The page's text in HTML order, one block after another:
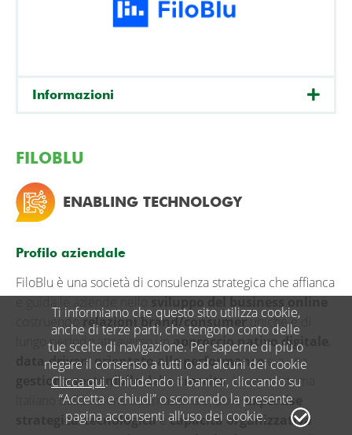
Informazioni
FILOBLU
ENABLING TECHNOLOGY
Profilo aziendale
FiloBlu è una società di consulenza strategica che affianca
e guida le aziende nellosviluppo del business online
costruendorelazioni brand/consumeruniche e di
lungo periodo attraverso unapproccio nativo digitale
data-driven, orientato alle performancee a una
gestione sostenibile della crescita. Un ecosistema
italiano dalla visione internazionale, doveexpertise
strategica,tecnologicaecapacità organizzativa
Ti informiamo che questo sito utilizza cookie,
anche di terze parti, che tengono conto delle
tue scelte di navigazione. Per saperne di più o
negare il consenso a tutti o ad alcuni dei cookie
Clicca qui. Chiudendo il banner, cliccando su
“Accetta e chiudi” o scorrendo la presente
pagina acconsenti all’uso dei cookie.